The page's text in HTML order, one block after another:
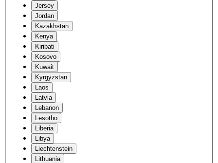
Jersey
Jordan
Kazakhstan
Kenya
Kiribati
Kosovo
Kuwait
Kyrgyzstan
Laos
Latvia
Lebanon
Lesotho
Liberia
Libya
Liechtenstein
Lithuania